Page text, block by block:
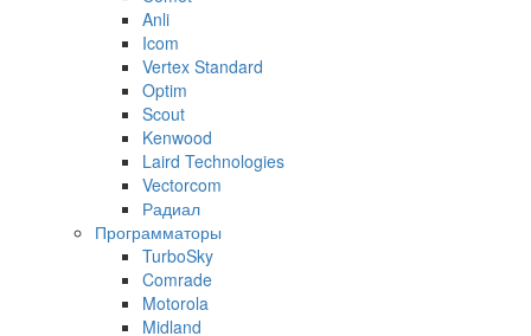
Anli
Icom
Vertex Standard
Optim
Scout
Kenwood
Laird Technologies
Vectorcom
Радиал
Программаторы
TurboSky
Comrade
Motorola
Midland